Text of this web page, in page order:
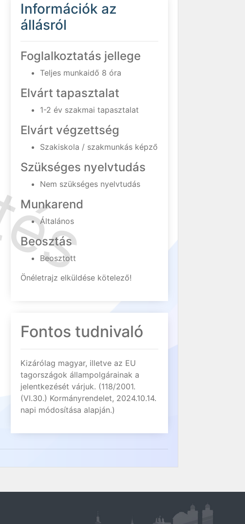
Információk az
állásról
Foglalkoztatás jellege
Teljes munkaidő 8 óra
Elvárt tapasztalat
1-2 év szakmai tapasztalat
Elvárt végzettség
Szakiskola / szakmunkás képző
Szükséges nyelvtudás
Nem szükséges nyelvtudás
Munkarend
Általános
Beosztás
Beosztott
Önéletrajz elküldése kötelező!
Fontos tudnivaló
Kizárólag magyar, illetve az EU
tagországok állampolgárainak a
jelentkezését várjuk. (118/2001.
(VI.30.) Kormányrendelet, 2024.10.14.
napi módosítása alapján.)